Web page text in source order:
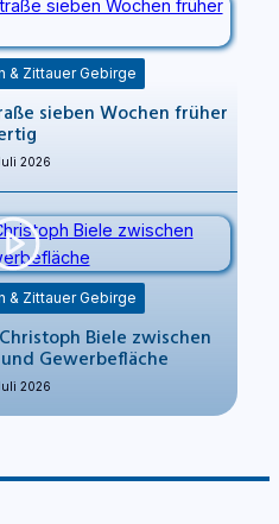
& Zittauer Gebirge
sieben Wochen früher
2026
& Zittauer Gebirge
Biele zwischen
Gewerbefläche
2026